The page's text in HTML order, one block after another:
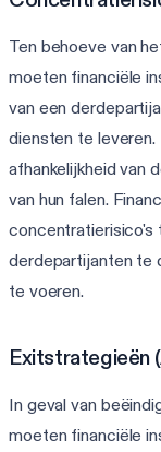
Ten behoeve van
moeten financiële
van een
diensten te
afhankelijkheid van
van hun falen.
concentratierisico's
derdepartijanten te
te voeren.
Exitstrategieën
In geval van
moeten financiële